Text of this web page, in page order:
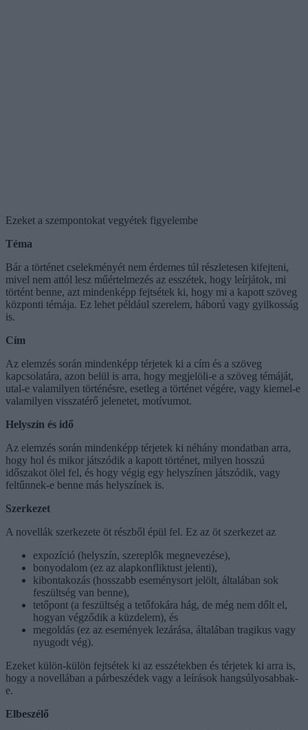
Ezeket a szempontokat vegyétek figyelembe
Téma
Bár a történet cselekményét nem érdemes túl részletesen kifejteni,
mivel nem attól lesz műértelmezés az esszétek, hogy leírjátok, mi
történt benne, azt mindenképp fejtsétek ki, hogy mi a kapott szöveg
központi témája. Ez lehet például szerelem, háború vagy gyilkosság
is.
Cím
Az elemzés során mindenképp térjetek ki a cím és a szöveg
kapcsolatára, azon belül is arra, hogy megjelöli-e a szöveg témáját,
utal-e valamilyen történésre, esetleg a történet végére, vagy kiemel-e
valamilyen visszatérő jelenetet, motívumot.
Helyszín és idő
Az elemzés során mindenképp térjetek ki néhány mondatban arra,
hogy hol és mikor játszódik a kapott történet, milyen hosszú
időszakot ölel fel, és hogy végig egy helyszínen játszódik, vagy
feltűnnek-e benne más helyszínek is.
Szerkezet
A novellák szerkezete öt részből épül fel. Ez az öt szerkezet az
expozíció (helyszín, szereplők megnevezése),
bonyodalom (ez az alapkonfliktust jelenti),
kibontakozás (hosszabb eseménysort jelölt, általában sok
feszültség van benne),
tetőpont (a feszültség a tetőfokára hág, de még nem dőlt el,
hogyan végződik a küzdelem), és
megoldás (ez az események lezárása, általában tragikus vagy
nyugodt vég).
Ezeket külön-külön fejtsétek ki az esszétekben és térjetek ki arra is,
hogy a novellában a párbeszédek vagy a leírások hangsúlyosabbak-
e.
Elbeszélő